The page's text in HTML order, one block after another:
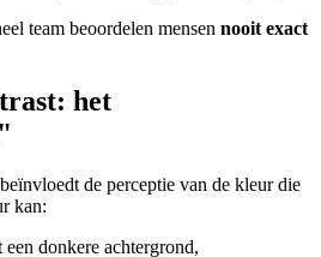
team beoordelen mensen nooit exact
het
de perceptie van de kleur die
kan:
donkere achtergrond,